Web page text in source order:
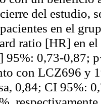
del estudio,
en el
ratio [HR] en
95%: 0,73-0,87;
con LCZ696 y
0,84; CI 95%: